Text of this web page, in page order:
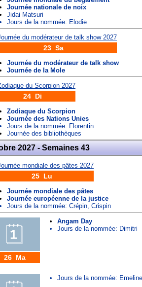
Journée nationale de noix
Jidai Matsuri
Jours de la nommée: Elodie
23 Sa
Journée du modérateur de talk show
Journée de la Mole
24 Di
Zodiaque du Scorpion
Journée des Nations Unies
Jours de la nommée: Florentin
Journée des bibliothèques
2027 - Semaines 43
25 Lu
Journée mondiale des pâtes
Journée européenne de la justice
Jours de la nommée: Crépin, Crispin
26 Ma
Angam Day
Jours de la nommée: Dimitri
Jours de la nommée: Emeline